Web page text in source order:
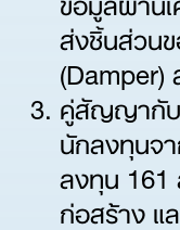
ส่งชิ้นส่วน
คู่สัญญากับ
นักลงทุนจา
ลงทุน 161
ก่อสร้าง